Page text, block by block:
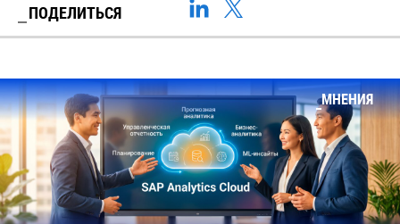
ПОДЕЛИТЬСЯ
МНЕНИЯ